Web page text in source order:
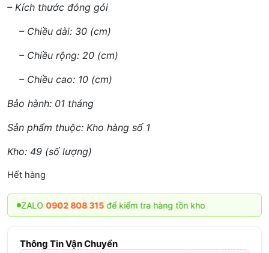
– Kích thước đóng gói
– Chiều dài: 30 (cm)
– Chiều rộng: 20 (cm)
– Chiều cao: 10 (cm)
Bảo hành: 01 tháng
Sản phẩm thuộc: Kho hàng số 1
Kho: 49 (số lượng)
Hết hàng
0902 808 315để kiểm tra hàng tồn kho
Thông Tin Vận Chuyển